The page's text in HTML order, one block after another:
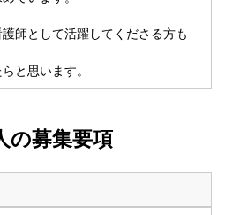
師として活躍してくださる方も
と思います。
の募集要項